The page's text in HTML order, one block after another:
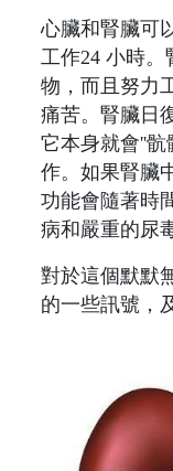
心臟和腎臟可
工作24 小時
物，而且努力
痛苦。腎臟日
它本身就會''骯
作。如果腎臟
功能會隨著時
病和嚴重的尿
對於這個默默
的一些訊號，